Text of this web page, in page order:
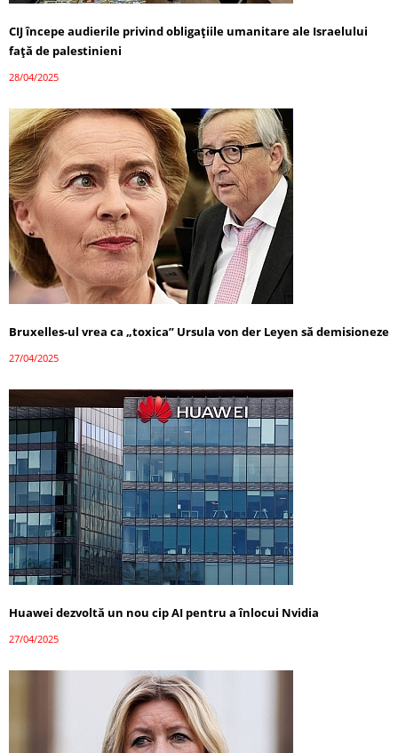
CIJ începe audierile privind obligațiile umanitare ale Israelului
față de palestinieni
28/04/2025
Bruxelles-ul vrea ca „toxica” Ursula von der Leyen să demisioneze
27/04/2025
Huawei dezvoltă un nou cip AI pentru a înlocui Nvidia
27/04/2025